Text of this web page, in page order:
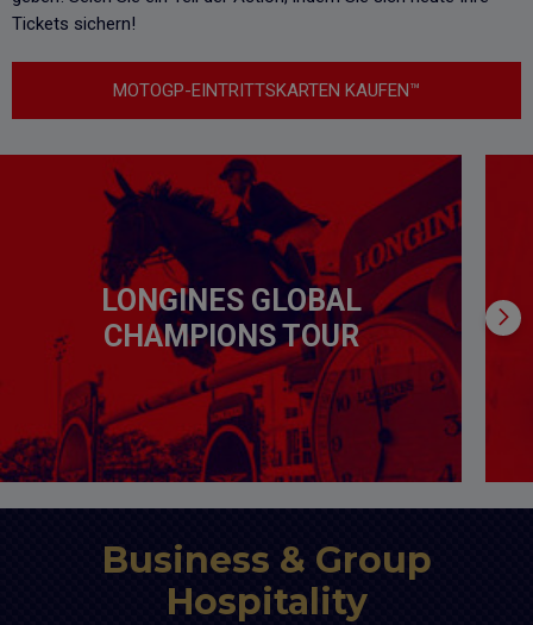
Tickets sichern!
MOTOGP-EINTRITTSKARTEN KAUFEN™
LONGINES GLOBAL
CHAMPIONS TOUR
Seien Sie dabei und erleben Sie das Beste im
Longines Global Champions Tour!
Business & Group
Hospitality